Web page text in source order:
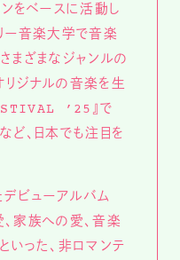
ンをベースに活動し
ー音楽大学で音楽
まざまなジャンルの
ジナルの音楽を生
’25』で
ど、日本でも注目を
ビューアルバム
家族への愛、音楽
いった、非ロマンテ